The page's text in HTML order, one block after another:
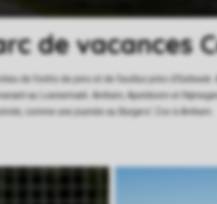
de vacances
de forêts de pins et de feuillus près d'Eerbeek.
au Loenermark. Arnhem, Apeldoorn et
comme une journée au Burgers' Zoo à Arnhem.